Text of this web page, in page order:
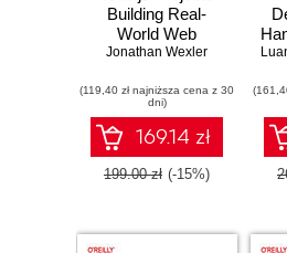
Building Real-
World Web
Applications and
Jonathan Wexler
(119,40 zł najniższa cena z 30
dni)
169.14 zł
199.00 zł (-15%)